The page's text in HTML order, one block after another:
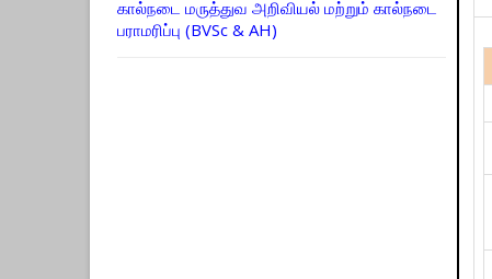
கால்நடை மருத்துவ அறிவியல் மற்றும் கால்நடை
பராமரிப்பு (BVSc & AH)